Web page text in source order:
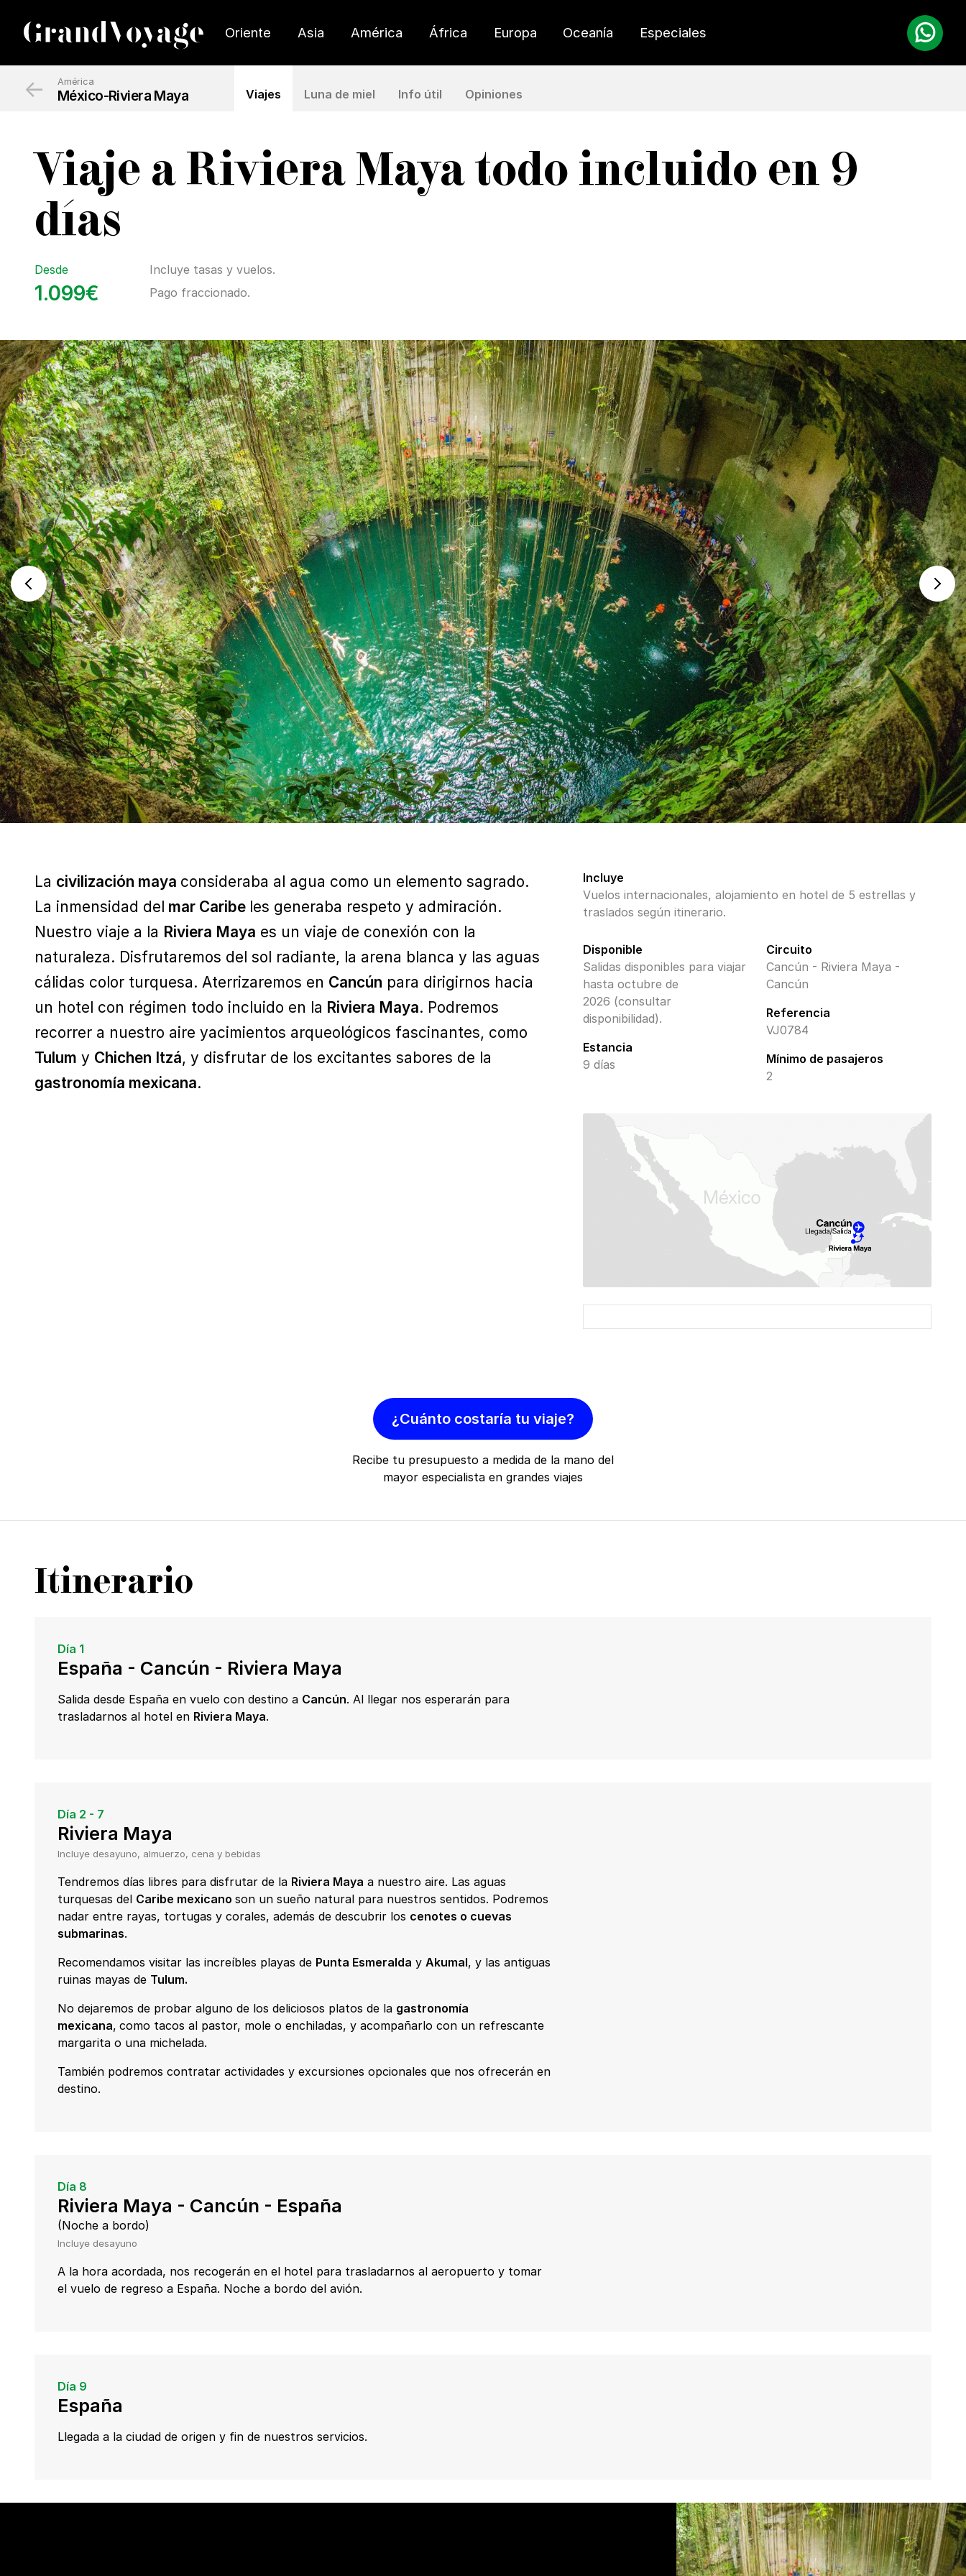
Oriente Asia América África Europa Oceanía Especiales
América
México-Riviera Maya Viajes Luna de miel Info útil Opiniones
←
Viaje a Riviera Maya todo incluido en 9
días
Desde
1.099€
Incluye tasas y vuelos.
Pago fraccionado.
La civilización maya consideraba al agua como un elemento sagrado.
La inmensidad del mar Caribe les generaba respeto y admiración.
Nuestro viaje a la Riviera Maya es un viaje de conexión con la
naturaleza. Disfrutaremos del sol radiante, la arena blanca y las aguas
cálidas color turquesa. Aterrizaremos en Cancún para dirigirnos hacia
un hotel con régimen todo incluido en la Riviera Maya. Podremos
recorrer a nuestro aire yacimientos arqueológicos fascinantes, como
Tulum y Chichen Itzá, y disfrutar de los excitantes sabores de la
gastronomía mexicana.
Incluye
Vuelos internacionales, alojamiento en hotel de 5 estrellas y
traslados según itinerario.
Disponible
Salidas disponibles para viajar
hasta octubre de
2026 (consultar
disponibilidad).
Estancia
9 días
Circuito
Cancún - Riviera Maya -
Cancún
Referencia
VJ0784
Mínimo de pasajeros
2
¿Cuánto costaría tu viaje?
Recibe tu presupuesto a medida de la mano del
mayor especialista en grandes viajes
Itinerario
Día 1
España - Cancún - Riviera Maya
Salida desde España en vuelo con destino a Cancún. Al llegar nos esperarán para
trasladarnos al hotel en Riviera Maya.
Día 2 - 7
Riviera Maya
Incluye desayuno, almuerzo, cena y bebidas
Tendremos días libres para disfrutar de la Riviera Maya a nuestro aire. Las aguas
turquesas del Caribe mexicano son un sueño natural para nuestros sentidos. Podremos
nadar entre rayas, tortugas y corales, además de descubrir los cenotes o cuevas
submarinas.
Recomendamos visitar las increíbles playas de Punta Esmeralda y Akumal, y las antiguas
ruinas mayas de Tulum.
No dejaremos de probar alguno de los deliciosos platos de la gastronomía
mexicana, como tacos al pastor, mole o enchiladas, y acompañarlo con un refrescante
margarita o una michelada.
También podremos contratar actividades y excursiones opcionales que nos ofrecerán en
destino.
Día 8
Riviera Maya - Cancún - España
(Noche a bordo)
Incluye desayuno
A la hora acordada, nos recogerán en el hotel para trasladarnos al aeropuerto y tomar
el vuelo de regreso a España. Noche a bordo del avión.
Día 9
España
Llegada a la ciudad de origen y fin de nuestros servicios.